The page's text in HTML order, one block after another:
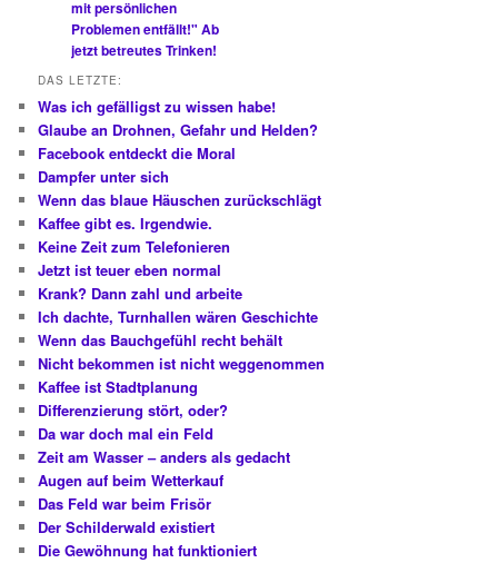
DAS LETZTE:
Was ich gefälligst zu wissen habe!
Glaube an Drohnen, Gefahr und Helden?
Facebook entdeckt die Moral
Dampfer unter sich
Wenn das blaue Häuschen zurückschlägt
Kaffee gibt es. Irgendwie.
Keine Zeit zum Telefonieren
Jetzt ist teuer eben normal
Krank? Dann zahl und arbeite
Ich dachte, Turnhallen wären Geschichte
Wenn das Bauchgefühl recht behält
Nicht bekommen ist nicht weggenommen
Kaffee ist Stadtplanung
Differenzierung stört, oder?
Da war doch mal ein Feld
Zeit am Wasser – anders als gedacht
Augen auf beim Wetterkauf
Das Feld war beim Frisör
Der Schilderwald existiert
Die Gewöhnung hat funktioniert